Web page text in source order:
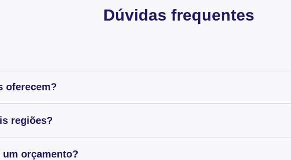
Dúvidas frequentes
oferecem?
regiões?
orçamento?